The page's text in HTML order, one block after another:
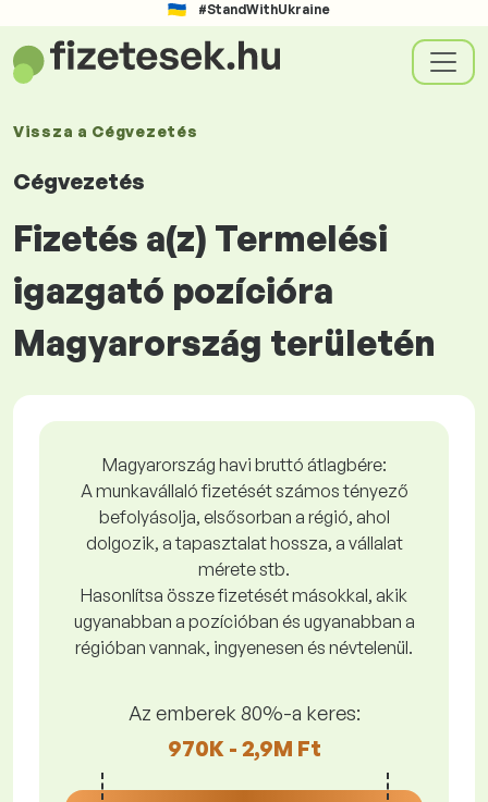
#StandWithUkraine
Vissza a Cégvezetés
Cégvezetés
Fizetés a(z) Termelési
igazgató pozícióra
Magyarország területén
Magyarország havi bruttó átlagbére:
A munkavállaló fizetését számos tényező
befolyásolja, elsősorban a régió, ahol
dolgozik, a tapasztalat hossza, a vállalat
mérete stb.
Hasonlítsa össze fizetését másokkal, akik
ugyanabban a pozícióban és ugyanabban a
régióban vannak, ingyenesen és névtelenül.
Az emberek 80%-a keres:
970K - 2,9M Ft